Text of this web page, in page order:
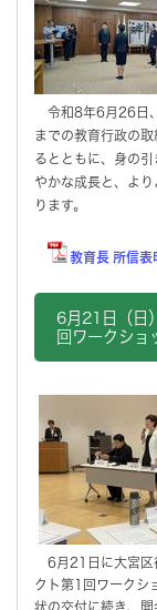
令和8年6月26日
までの教育行政の
るとともに、身の
やかな成長と、よ
ります。
教育長 所信表
6月21日（日
回ワークショ
6月21日に大宮区
クト第1回ワークシ
状の交付に続き、